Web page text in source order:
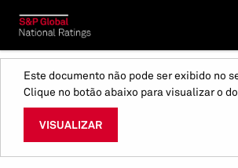
Este documento não pode ser exibido no
Clique no botão abaixo para visualizar o
VISUALIZAR